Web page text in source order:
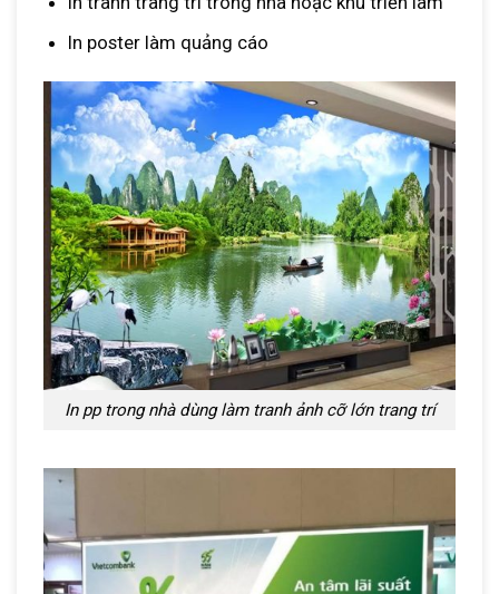
In poster làm quảng cáo
In pp trong nhà dùng làm tranh ảnh cỡ lớn trang trí